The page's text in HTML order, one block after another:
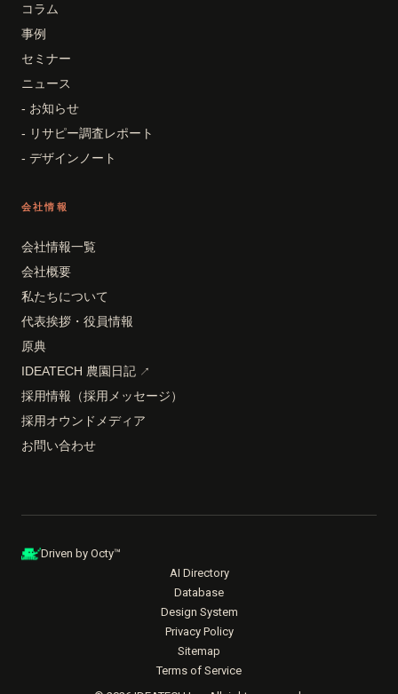
コラム
事例
セミナー
ニュース
- お知らせ
- リサピー調査レポート
- デザインノート
会社情報
会社情報一覧
会社概要
私たちについて
代表挨拶・役員情報
原典
IDEATECH 農園日記 ↗
採用情報（採用メッセージ）
採用オウンドメディア
お問い合わせ
Driven by Octy™
AI Directory
Database
Design System
Privacy Policy
Sitemap
Terms of Service